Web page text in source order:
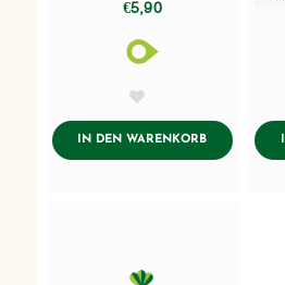
€5,90
IN DEN WARENKORBADDTOCART